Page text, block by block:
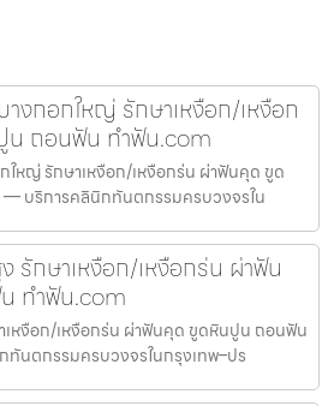
งกอกใหญ่ รักษาเหงือก/เหงือก
ถอนฟัน ทำฟัน.com
ใหญ่ รักษาเหงือก/เหงือกร่น ผ่าฟันคุด ขูด
บริการคลินิกทันตกรรมครบวงจรใน
รักษาเหงือก/เหงือกร่น ผ่าฟัน
ทำฟัน.com
หงือก/เหงือกร่น ผ่าฟันคุด ขูดหินปูน ถอนฟัน
นตกรรมครบวงจรในกรุงเทพ–ปร